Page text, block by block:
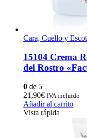
Cara, Cuello y
15104 Crema
del Rostro
0 de 5
21,90€ IVA incluido
Añadir al carrito
Vista rápida